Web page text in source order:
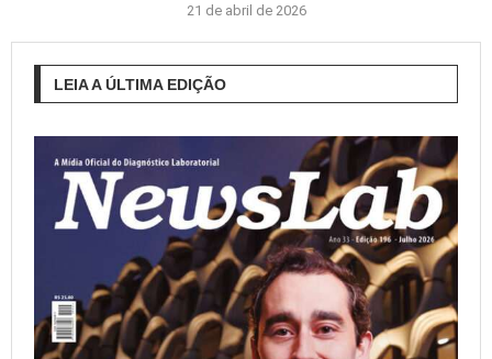
21 de abril de 2026
LEIA A ÚLTIMA EDIÇÃO